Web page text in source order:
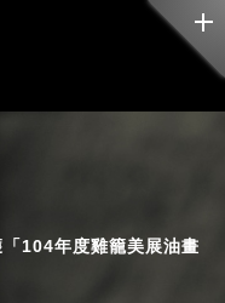
104年度雞籠美展油畫